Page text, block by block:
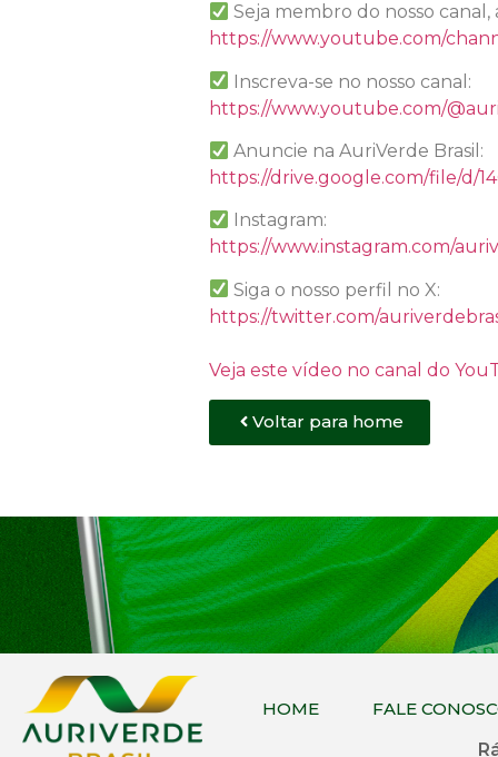
Seja membro do nosso
https://www.youtube.com/
Inscreva-se no nosso canal:
https://www.youtube.com/
Anuncie na AuriVerde Brasil:
https://drive.google.com/file/d/
Instagram:
https://www.instagram.com/
Siga o nosso perfil no X:
https://twitter.com/
Veja este vídeo no canal do
Voltar para home
HOME
FALE